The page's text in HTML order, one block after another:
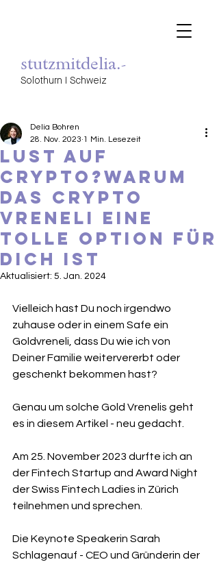
stutzmitdelia.-
Solothurn I Schweiz
Lust auf
Crypto?Warum
das crypto
Vreneli eine
tolle Option für
dich ist
Delia Bohren
28. Nov. 2023 1 Min. Lesezeit
Aktualisiert: 5. Jan. 2024
Vielleich hast Du noch irgendwo
zuhause oder in einem Safe ein
Goldvreneli, dass Du wie ich von
Deiner Familie weitervererbt oder
geschenkt bekommen hast?
Genau um solche Gold Vrenelis geht
es in diesem Artikel - neu gedacht.
Am 25. November 2023 durfte ich an
der Fintech Startup and Award Night
der Swiss Fintech Ladies in Zürich
teilnehmen und sprechen.
Die Keynote Speakerin Sarah
Schlagenauf - CEO und Gründerin der